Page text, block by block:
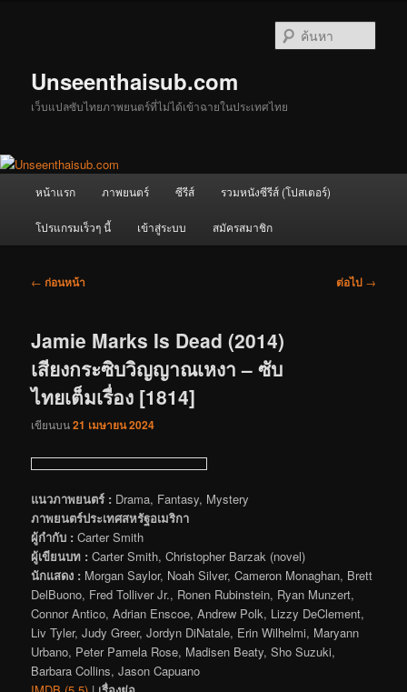
Unseenthaisub.com
เว็บแปลซับไทยภาพยนตร์ที่ไม่ได้เข้าฉายในประเทศไทย
หน้าแรก ภาพยนตร์ ซีรีส์ รวมหนังซีรีส์ (โปสเตอร์)
โปรแกรมเร็วๆ นี้ เข้าสู่ระบบ สมัครสมาชิก
เมนู
← ก่อนหน้า ต่อไป →
Jamie Marks Is Dead (2014)
เสียงกระซิบวิญญาณเหงา – ซับ
ไทยเต็มเรื่อง [1814]
เขียนบน21 เมษายน 2024
แนวภาพยนตร์ : Drama, Fantasy, Mystery
ภาพยนตร์ประเทศสหรัฐอเมริกา
ผู้กำกับ : Carter Smith
ผู้เขียนบท : Carter Smith, Christopher Barzak (novel)
นักแสดง : Morgan Saylor, Noah Silver, Cameron Monaghan, Brett
DelBuono, Fred Tolliver Jr., Ronen Rubinstein, Ryan Munzert,
Connor Antico, Adrian Enscoe, Andrew Polk, Lizzy DeClement,
Liv Tyler, Judy Greer, Jordyn DiNatale, Erin Wilhelmi, Maryann
Urbano, Peter Pamela Rose, Madisen Beaty, Sho Suzuki,
Barbara Collins, Jason Capuano